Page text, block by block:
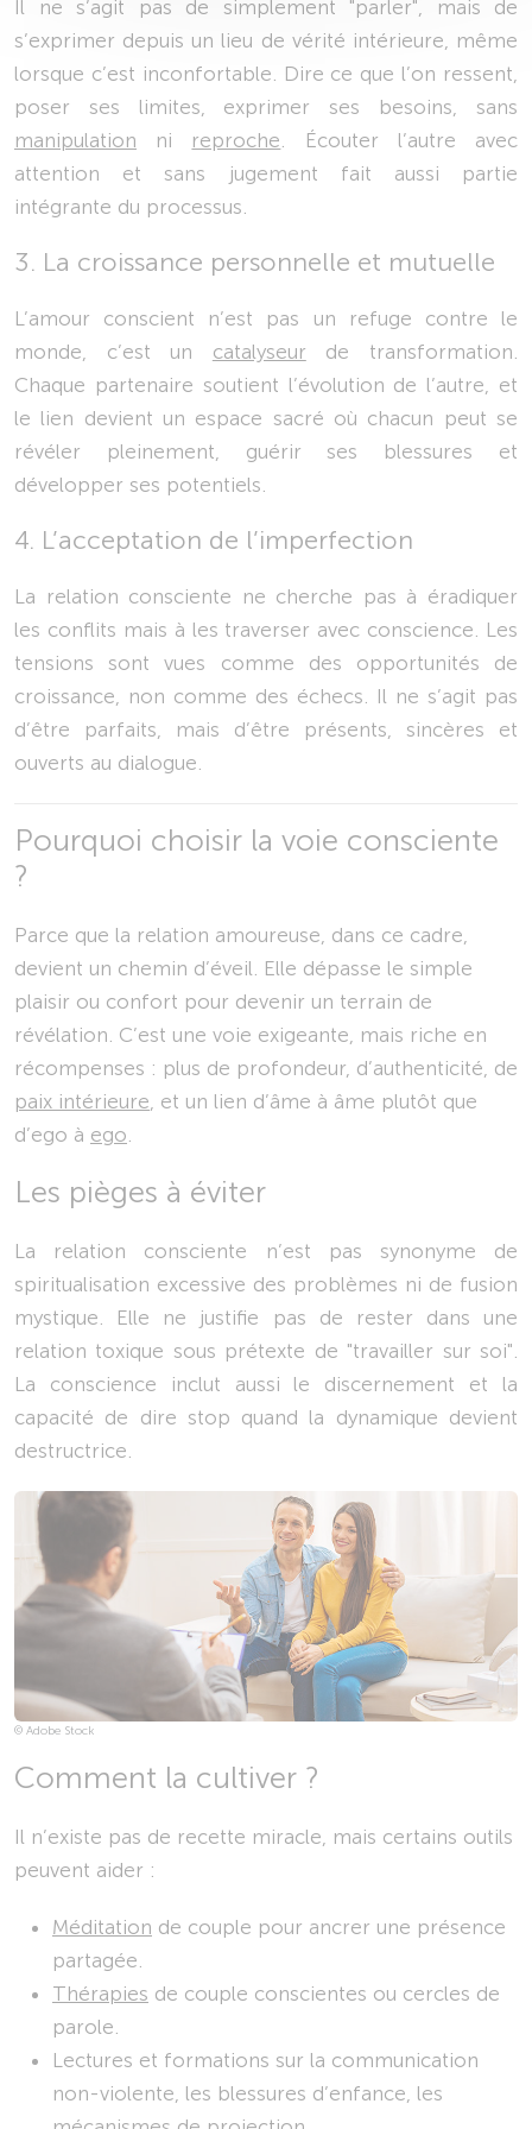
Il ne s’agit pas de simplement "parler", mais de
s’exprimer depuis un lieu de vérité intérieure, même
lorsque c’est inconfortable. Dire ce que l’on ressent,
poser ses limites, exprimer ses besoins, sans
manipulation ni reproche . Écouter l’autre avec
attention et sans jugement fait aussi partie
intégrante du processus.
3. La croissance personnelle et mutuelle
L’amour conscient n’est pas un refuge contre le
monde, c’est un catalyseur de transformation.
Chaque partenaire soutient l’évolution de l’autre, et
le lien devient un espace sacré où chacun peut se
révéler pleinement, guérir ses blessures et
développer ses potentiels.
4. L’acceptation de l’imperfection
La relation consciente ne cherche pas à éradiquer
les conflits mais à les traverser avec conscience. Les
tensions sont vues comme des opportunités de
croissance, non comme des échecs. Il ne s’agit pas
d’être parfaits, mais d’être présents, sincères et
ouverts au dialogue.
Pourquoi choisir la voie consciente
?
Parce que la relation amoureuse, dans ce cadre,
devient un chemin d’éveil. Elle dépasse le simple
plaisir ou confort pour devenir un terrain de
révélation. C’est une voie exigeante, mais riche en
récompenses : plus de profondeur, d’authenticité, de
paix intérieure , et un lien d’âme à âme plutôt que
d’ego à ego
Les pièges à éviter
La relation consciente n’est pas synonyme de
spiritualisation excessive des problèmes ni de fusion
mystique. Elle ne justifie pas de rester dans une
relation toxique sous prétexte de "travailler sur soi".
La conscience inclut aussi le discernement et la
capacité de dire stop quand la dynamique devient
destructrice.
© Adobe Stock
Comment la cultiver ?
Il n’existe pas de recette miracle, mais certains outils
peuvent aider :
Méditation de couple pour ancrer une présence
partagée.
Thérapies de couple conscientes ou cercles de
parole.
Lectures et formations sur la communication
non-violente, les blessures d’enfance, les